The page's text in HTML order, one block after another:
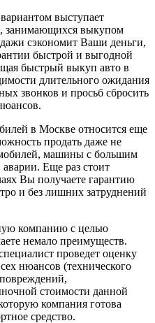
выступает
занимающихся выкупом
сэкономит Ваши деньги,
быстрой и выгодной
быстрый выкуп авто в
длительного ожидания
звонков и просьб сбросить
в Москве относится еще
продать даже не
машины с большим
Еще раз стоит
Вы получаете гарантию
и без лишних затруднений
компанию с целью
немало преимуществ.
проведет оценку
нюансов (технического
стоимости данной
компания готова
средство.